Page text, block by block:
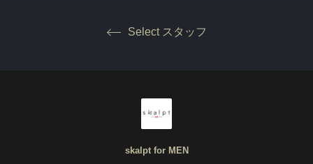
Select スタッフ
skalpt for MEN